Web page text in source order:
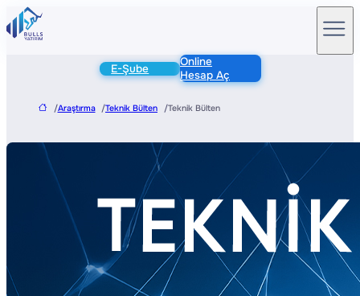
E-Şube
Online
Hesap Aç
/Araştırma /Teknik Bülten /Teknik Bülten